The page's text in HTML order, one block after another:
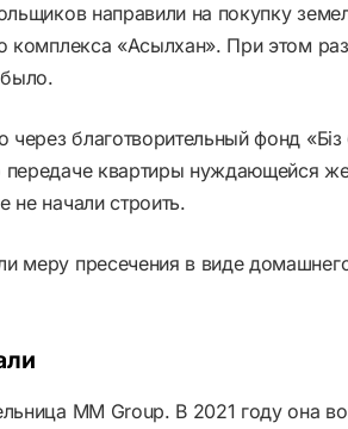
направили на покупку
комплекса «Асылхан». При этом
было.
благотворительный фонд «Біз
передаче квартиры нуждающейся
не начали строить.
меру пресечения в виде
MM Group. В 2021 году она